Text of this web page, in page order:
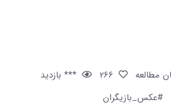
*** بازدید
#عکس_بازیگران